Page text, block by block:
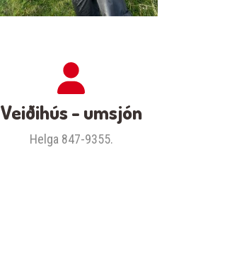
Veiðihús - umsjón
Helga 847-9355.